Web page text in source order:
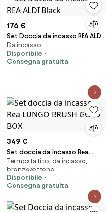
176 €
Set Doccia da incasso REA ALDI
Black
Da incasso
Disponibile
Consegna gratuita
349 €
Set doccia da incasso Rea
LUNGO BRUSH GOLD BOX
Termostatico, da incasso,
bronzo/ottone
Disponibile
Consegna gratuita